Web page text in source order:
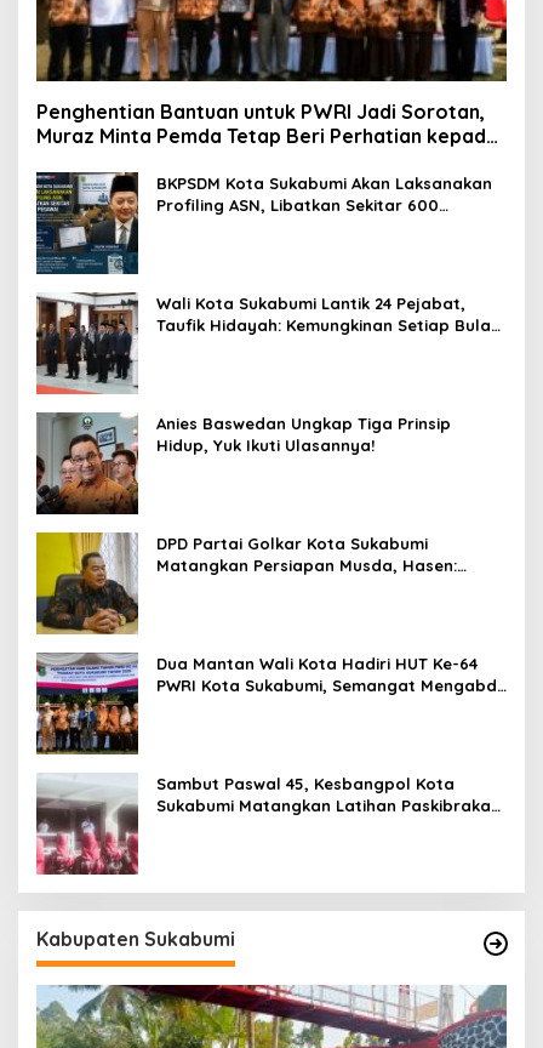
Penghentian Bantuan untuk PWRI Jadi Sorotan,
Muraz Minta Pemda Tetap Beri Perhatian kepada
BKPSDM Kota Sukabumi Akan Laksanakan
Profiling ASN, Libatkan Sekitar 600
Wali Kota Sukabumi Lantik 24 Pejabat,
Taufik Hidayah: Kemungkinan Setiap Bulan
Anies Baswedan Ungkap Tiga Prinsip
Hidup, Yuk Ikuti Ulasannya!
DPD Partai Golkar Kota Sukabumi
Matangkan Persiapan Musda, Hasen:
Dua Mantan Wali Kota Hadiri HUT Ke-64
PWRI Kota Sukabumi, Semangat Mengabdi
Sambut Paswal 45, Kesbangpol Kota
Sukabumi Matangkan Latihan Paskibraka
Kabupaten Sukabumi